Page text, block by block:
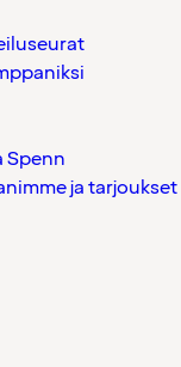
Spenn
ja tarjoukset